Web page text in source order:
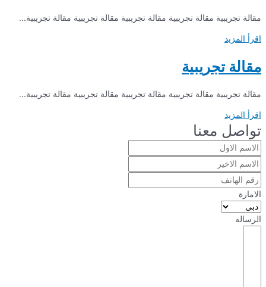
مقالة تجريبية مقالة تجريبية مقالة تجريبية مقالة تجريبية مقالة تجريبية...
اقرأ المزيد
مقالة تجريبية
مقالة تجريبية مقالة تجريبية مقالة تجريبية مقالة تجريبية مقالة تجريبية...
اقرأ المزيد
تواصل معنا
الامارة
الرساله